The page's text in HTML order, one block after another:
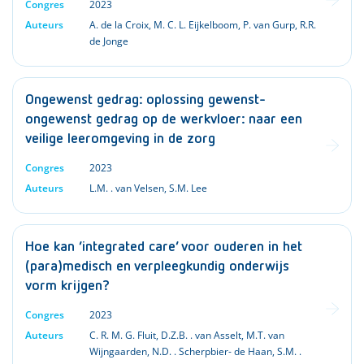
Congres
2023
Auteurs
A. de la Croix, M. C. L. Eijkelboom, P. van Gurp, R.R.
de Jonge
Ongewenst gedrag: oplossing gewenst-
ongewenst gedrag op de werkvloer: naar een
veilige leeromgeving in de zorg
Congres
2023
Auteurs
L.M. . van Velsen,S.M. Lee
Hoe kan ‘integrated care’ voor ouderen in het
(para)medisch en verpleegkundig onderwijs
vorm krijgen?
Congres
2023
Auteurs
C. R. M. G. Fluit, D.Z.B. . van Asselt, M.T. van
Wijngaarden, N.D. . Scherpbier- de Haan,S.M. .